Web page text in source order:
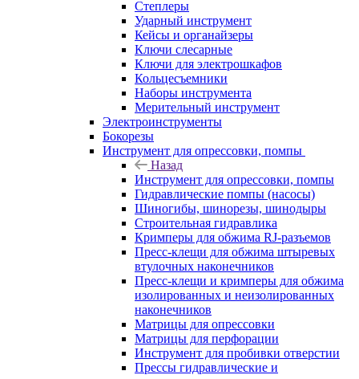
Степлеры
Ударный инструмент
Кейсы и органайзеры
Ключи слесарные
Ключи для электрошкафов
Кольцесъемники
Наборы инструмента
Мерительный инструмент
Электроинструменты
Бокорезы
Инструмент для опрессовки, помпы
Назад
Инструмент для опрессовки, помпы
Гидравлические помпы (насосы)
Шиногибы, шинорезы, шинодыры
Строительная гидравлика
Кримперы для обжима RJ-разъемов
Пресс-клещи для обжима штыревых
втулочных наконечников
Пресс-клещи и кримперы для обжима
изолированных и неизолированных
наконечников
Матрицы для опрессовки
Матрицы для перфорации
Инструмент для пробивки отверстии
Прессы гидравлические и